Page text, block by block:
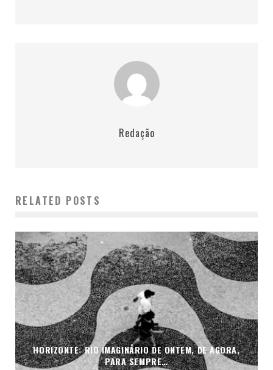
Redação
RELATED POSTS
HORIZONTE: RIO IMAGINÁRIO DE ONTEM, DE AGORA,
PARA SEMPRE…